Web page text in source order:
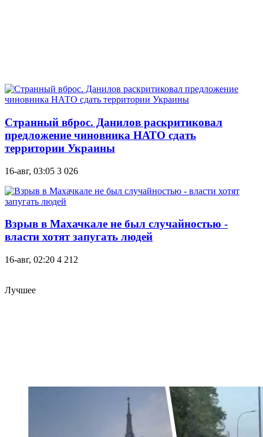
Странный вброс. Данилов раскритиковал
предложение чиновника НАТО сдать
территории Украины
16-авг, 03:05 3 026
Взрыв в Махачкале не был случайностью -
власти хотят запугать людей
16-авг, 02:20 4 212
Лучшее